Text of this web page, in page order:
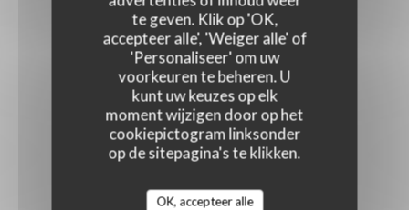
te geven. Klik op 'OK,
accepteer alle', 'Weiger alle' of
'Personaliseer' om uw
voorkeuren te beheren. U
kunt uw keuzes op elk
moment wijzigen door op het
cookiepictogram linksonder
op de sitepagina's te klikken.
OK, accepteer alle